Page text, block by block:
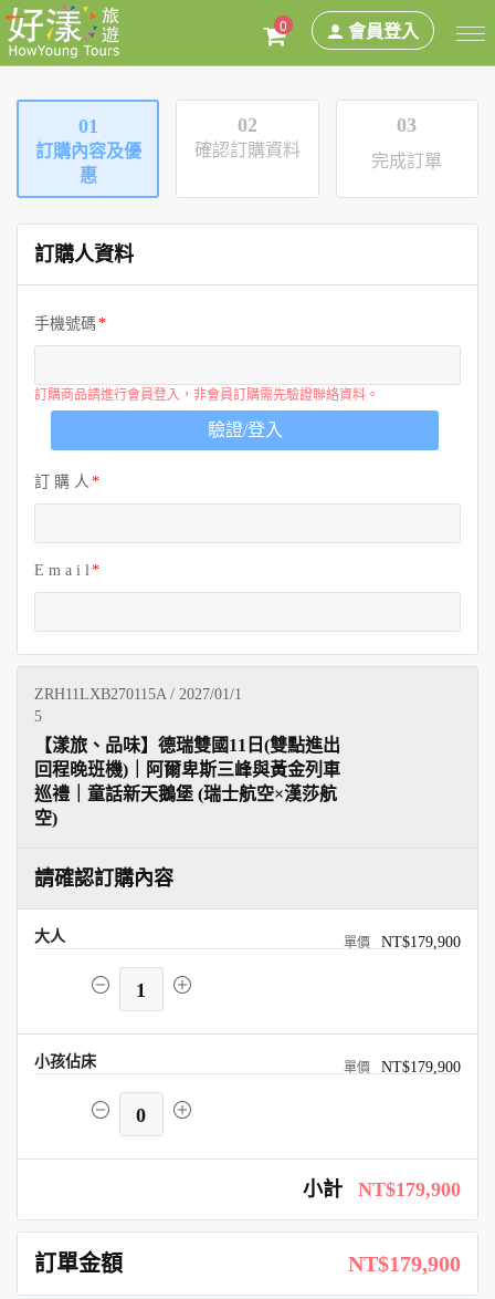
0 會員登入
01
訂購內容及優
惠
02
確認訂購資料
03
完成訂單
訂購人資料
手機號碼
訂購商品請進行會員登入，非會員訂購需先驗證聯絡資料。
驗證/登入
訂 購 人
E m a i l
ZRH11LXB270115A / 2027/01/1
5
【漾旅、品味】德瑞雙國11日(雙點進出
回程晚班機)｜阿爾卑斯三峰與黃金列車
巡禮｜童話新天鵝堡 (瑞士航空×漢莎航
空)
請確認訂購內容
大人 NT$179,900
1
小孩佔床 NT$179,900
0
小計 NT$179,900
訂單金額 NT$179,900